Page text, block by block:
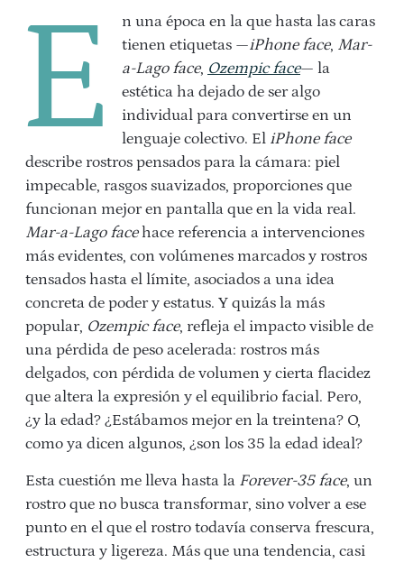
E
n una época en la que hasta las caras
tienen etiquetas —iPhone face, Mar-
a-Lago face, Ozempic face— la
estética ha dejado de ser algo
individual para convertirse en un
lenguaje colectivo. El iPhone face
describe rostros pensados para la cámara: piel
impecable, rasgos suavizados, proporciones que
funcionan mejor en pantalla que en la vida real.
Mar-a-Lago facehace referencia a intervenciones
más evidentes, con volúmenes marcados y rostros
tensados hasta el límite, asociados a una idea
concreta de poder y estatus. Y quizás la más
popular, Ozempic face, refleja el impacto visible de
una pérdida de peso acelerada: rostros más
delgados, con pérdida de volumen y cierta flacidez
que altera la expresión y el equilibrio facial. Pero,
¿y la edad? ¿Estábamos mejor en la treintena? O,
como ya dicen algunos, ¿son los 35 la edad ideal?
Esta cuestión me lleva hasta la Forever-35 face, un
rostro que no busca transformar, sino volver a ese
punto en el que el rostro todavía conserva frescura,
estructura y ligereza. Más que una tendencia, casi